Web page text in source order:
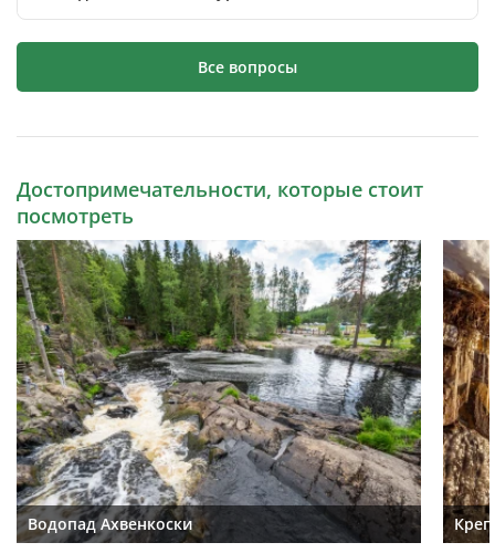
Все вопросы
Достопримечательности, которые стоит
посмотреть
Водопад Ахвенкоски